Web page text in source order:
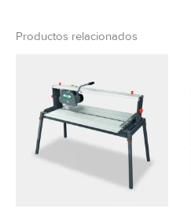
Productos relacionados